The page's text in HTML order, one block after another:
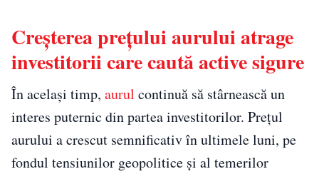
Creșterea prețului aurului atrage
investitorii care caută active sigure
În același timp, aurul continuă să stârnească un
interes puternic din partea investitorilor. Prețul
aurului a crescut semnificativ în ultimele luni, pe
fondul tensiunilor geopolitice și al temerilor